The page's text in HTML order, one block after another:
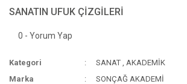
SANATIN UFUK ÇİZGİLERİ
0 - Yorum Yap
Kategori SANAT ,AKADEMİK
Marka
SONÇAĞ AKADEMİ